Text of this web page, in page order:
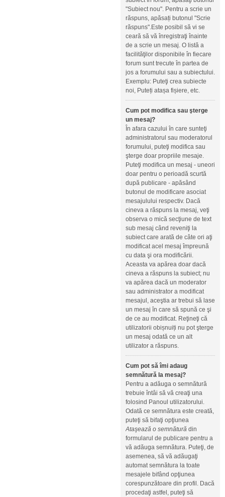
"Subiect nou". Pentru a scrie un
răspuns, apăsați butonul "Scrie
răspuns".Este posibil să vi se
ceară să vă înregistraţi înainte
de a scrie un mesaj. O listă a
facilităţilor disponibile în fiecare
forum sunt trecute în partea de
jos a forumului sau a subiectului.
Exemplu: Puteţi crea subiecte
noi, Puteți atașa fișiere, etc.
Cum pot modifica sau şterge
un mesaj?
În afara cazului în care sunteţi
administratorul sau moderatorul
forumului, puteţi modifica sau
şterge doar propriile mesaje.
Puteţi modifica un mesaj - uneori
doar pentru o perioadă scurtă
după publicare - apăsând
butonul de modificare asociat
mesajulului respectiv. Dacă
cineva a răspuns la mesaj, veţi
observa o mică secţiune de text
sub mesaj când reveniţi la
subiect care arată de câte ori aţi
modificat acel mesaj împreună
cu data şi ora modificării.
Aceasta va apărea doar dacă
cineva a răspuns la subiect; nu
va apărea dacă un moderator
sau administrator a modificat
mesajul, aceştia ar trebui să lase
un mesaj în care să spună ce şi
de ce au modificat. Reţineţi că
utilizatorii obișnuiți nu pot şterge
un mesaj odată ce un alt
utilizator a răspuns.
Cum pot să îmi adaug
semnătură la mesaj?
Pentru a adăuga o semnătură
trebuie întâi să vă creaţi una
folosind Panoul utilizatorului.
Odată ce semnătura este creată,
puteţi să bifaţi opţiunea
Ataşează o semnătură din
formularul de publicare pentru a
vă adăuga semnătura. Puteţi, de
asemenea, să vă adăugaţi
automat semnătura la toate
mesajele bifând opţiunea
corespunzătoare din profil. Dacă
procedaţi astfel, puteţi să